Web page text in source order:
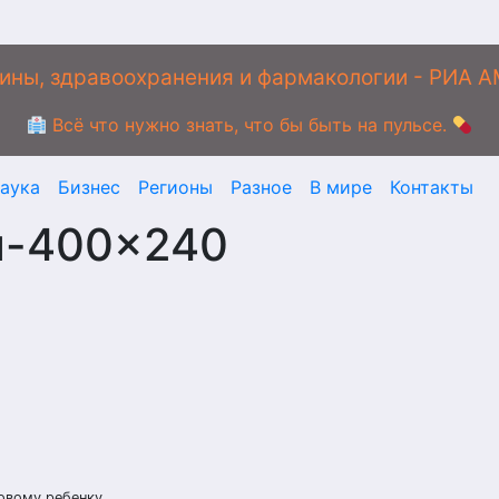
здравоохранения и фармакологии -
Всё что нужно знать, что бы быть на пульсе.
Бизнес Регионы Разное В мире Контакты
400×240